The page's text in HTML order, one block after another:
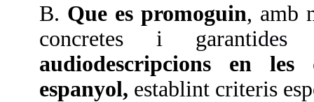
B. Que es promoguin, amb
concretes i garantides
audiodescripcions en
espanyol, establint criteris